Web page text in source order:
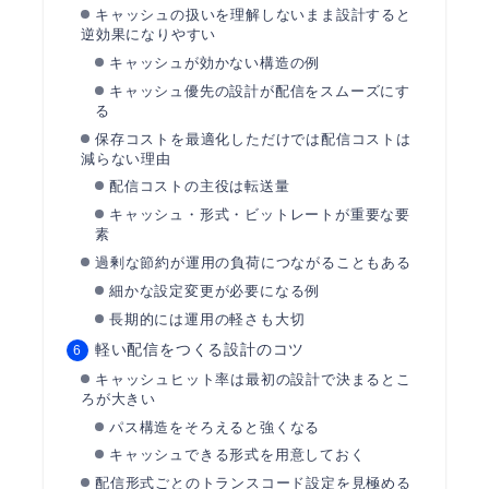
キャッシュの扱いを理解しないまま設計すると
逆効果になりやすい
キャッシュが効かない構造の例
キャッシュ優先の設計が配信をスムーズにす
る
保存コストを最適化しただけでは配信コストは
減らない理由
配信コストの主役は転送量
キャッシュ・形式・ビットレートが重要な要
素
過剰な節約が運用の負荷につながることもある
細かな設定変更が必要になる例
長期的には運用の軽さも大切
軽い配信をつくる設計のコツ
キャッシュヒット率は最初の設計で決まるとこ
ろが大きい
パス構造をそろえると強くなる
キャッシュできる形式を用意しておく
配信形式ごとのトランスコード設定を見極める